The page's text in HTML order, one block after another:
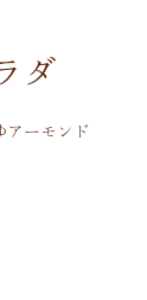
アーモンド
ダ